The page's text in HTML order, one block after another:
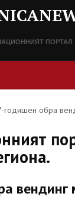
ПОРТАЛ
годишен обра